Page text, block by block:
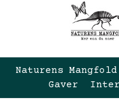
Naturens
Gaver 